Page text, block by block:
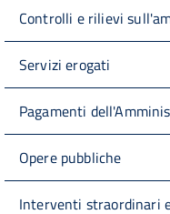
Controlli e rilievi
Servizi erogati
Pagamenti
Opere pubbliche
Interventi straordinari